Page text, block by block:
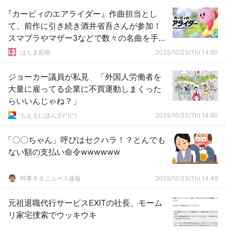
『カービィのエアライダー』作曲担当とし
て、前作に引き続き酒井省吾さんが参加！
スマブラやマザー3などで数々の名曲を手掛
けるはちま起稿 2025/10/23(Th) 14:50
ジョーカー議員が私見 「外国人労働者を
大量に雇ってる企業に不買運動しまくった
らいいんじゃね？」
もえるにほん彡(^)(^) 2025/10/23(Th) 14:50
「〇〇ちゃん」呼びはセクハラ！？とんでも
ない額の支払い命令wwwwww
時事ネタニュース速報 2025/10/23(Th) 14:49
元祖退職代行サービスEXITの社長、モーム
リ家宅捜索でウッキウキ